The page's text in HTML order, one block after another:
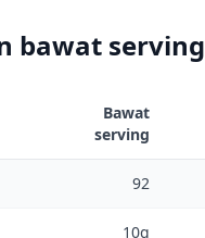
bawat serving
Bawat
serving
92
10g